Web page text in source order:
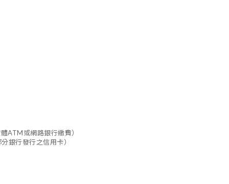
ATM或網路銀行繳費）
銀行發行之信用卡）